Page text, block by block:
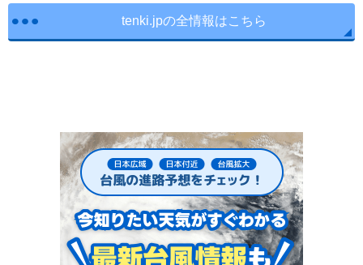
tenki.jpの全情報はこちら